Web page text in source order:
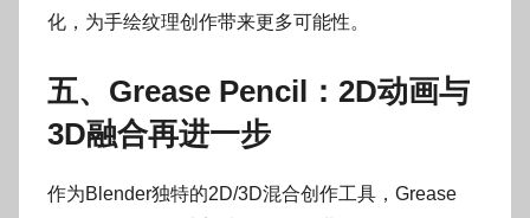
化，为手绘纹理创作带来更多可能性。
五、Grease Pencil：2D动画与
3D融合再进一步
作为Blender独特的2D/3D混合创作工具，Grease